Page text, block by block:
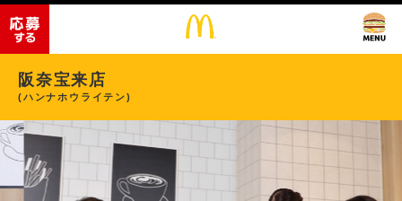
阪奈宝来店
(ハンナホウライテン)